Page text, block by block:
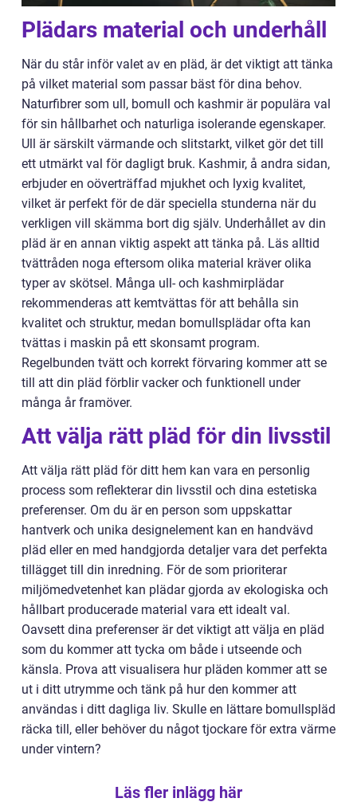
Plädars material och underhåll
När du står inför valet av en pläd, är det viktigt att tänka
på vilket material som passar bäst för dina behov.
Naturfibrer som ull, bomull och kashmir är populära val
för sin hållbarhet och naturliga isolerande egenskaper.
Ull är särskilt värmande och slitstarkt, vilket gör det till
ett utmärkt val för dagligt bruk. Kashmir, å andra sidan,
erbjuder en oöverträffad mjukhet och lyxig kvalitet,
vilket är perfekt för de där speciella stunderna när du
verkligen vill skämma bort dig själv. Underhållet av din
pläd är en annan viktig aspekt att tänka på. Läs alltid
tvättråden noga eftersom olika material kräver olika
typer av skötsel. Många ull- och kashmirplädar
rekommenderas att kemtvättas för att behålla sin
kvalitet och struktur, medan bomullsplädar ofta kan
tvättas i maskin på ett skonsamt program.
Regelbunden tvätt och korrekt förvaring kommer att se
till att din pläd förblir vacker och funktionell under
många år framöver.
Att välja rätt pläd för din livsstil
Att välja rätt pläd för ditt hem kan vara en personlig
process som reflekterar din livsstil och dina estetiska
preferenser. Om du är en person som uppskattar
hantverk och unika designelement kan en handvävd
pläd eller en med handgjorda detaljer vara det perfekta
tillägget till din inredning. För de som prioriterar
miljömedvetenhet kan plädar gjorda av ekologiska och
hållbart producerade material vara ett idealt val.
Oavsett dina preferenser är det viktigt att välja en pläd
som du kommer att tycka om både i utseende och
känsla. Prova att visualisera hur pläden kommer att se
ut i ditt utrymme och tänk på hur den kommer att
användas i ditt dagliga liv. Skulle en lättare bomullspläd
räcka till, eller behöver du något tjockare för extra värme
under vintern?
Läs fler inlägg här